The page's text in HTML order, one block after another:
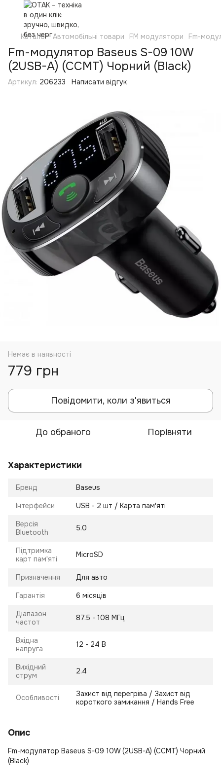
Каталог Автомобільні товари FM модулятори Fm-
Fm-модулятор Baseus S-09 10W
(2USB-A) (CCMT) Чорний (Black)
Артикул: 206233 Написати відгук
Немає в наявності
779 грн
Повідомити, коли з'явиться
До обраного Порівняти
Характеристики
Бренд Baseus
Інтерфейси USB - 2 шт / Карта пам'яті
Версія
Bluetooth
5.0
Підтримка
карт пам'яті
MicroSD
Призначення Для авто
Гарантія 6 місяців
Діапазон
частот
87.5 - 108 МГц
Вхідна
напруга
12 - 24 В
Вихідний
струм
2.4
Особливості
Захист від перегріва / Захист від
короткого замикання / Hands Free
Опис
Fm-модулятор Baseus S-09 10W (2USB-A) (CCMT) Чорний
(Black)